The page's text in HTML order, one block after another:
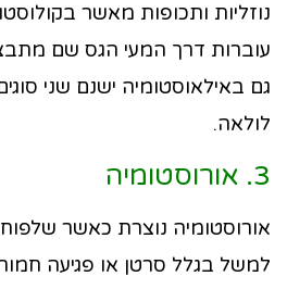
נוזליות ותכופות מאשר
עוברות דרך המעי הגס שם
גם באילאוסטומיה ישנם שני
לולאה.
3. אורוסטומיה
אורוסטומיה נוצרת כאשר
למשל בגלל סרטן או פגיעה